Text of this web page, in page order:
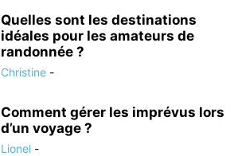
Quelles sont les destinations
idéales pour les amateurs de
randonnée ?
Christine -
Comment gérer les imprévus lors
d’un voyage ?
Lionel -